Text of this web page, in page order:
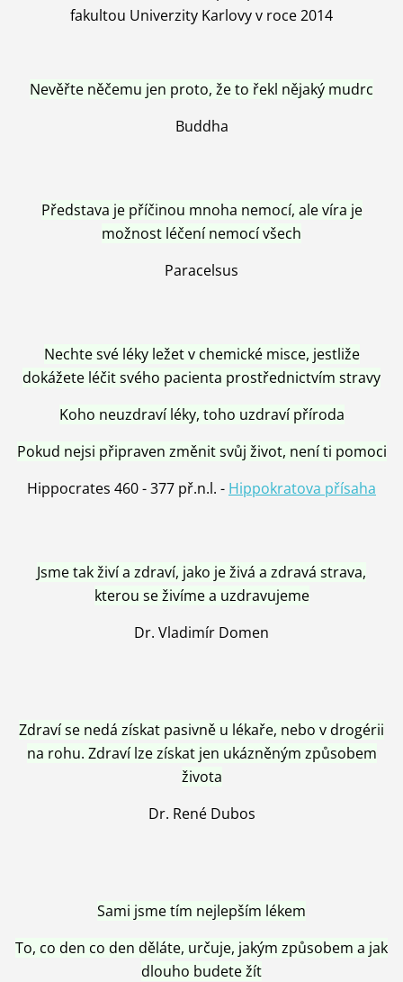
fakultou Univerzity Karlovy v roce 2014
Nevěřte něčemu jen proto, že to řekl nějaký mudrc
Buddha
Představa je příčinou mnoha nemocí, ale víra je
možnost léčení nemocí všech
Paracelsus
Nechte své léky ležet v chemické misce, jestliže
dokážete léčit svého pacienta prostřednictvím stravy
Koho neuzdraví léky, toho uzdraví příroda
Pokud nejsi připraven změnit svůj život, není ti pomoci
Hippocrates 460 - 377 př.n.l. - Hippokratova přísaha
Jsme tak živí a zdraví, jako je živá a zdravá strava,
kterou se živíme a uzdravujeme
Dr. Vladimír Domen
Zdraví se nedá získat pasivně u lékaře, nebo v drogérii
na rohu. Zdraví lze získat jen ukázněným způsobem
života
Dr. René Dubos
Sami jsme tím nejlepším lékem
To, co den co den děláte, určuje, jakým způsobem a jak
dlouho budete žít